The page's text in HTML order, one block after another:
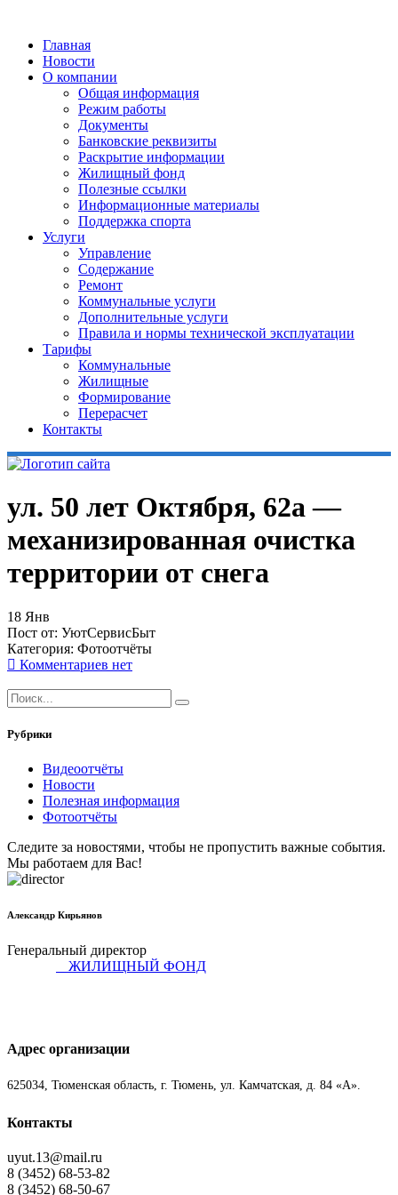
Главная
Новости
О компании
Общая информация
Режим работы
Документы
Банковские реквизиты
Раскрытие информации
Жилищный фонд
Полезные ссылки
Информационные материалы
Поддержка спорта
Услуги
Управление
Содержание
Ремонт
Коммунальные услуги
Дополнительные услуги
Правила и нормы технической эксплуатации
Тарифы
Коммунальные
Жилищные
Формирование
Перерасчет
Контакты
ул. 50 лет Октября, 62а —
механизированная очистка
территории от снега
18 Янв
Пост от: УютСервисБыт
Категория: Фотоотчёты
Комментариев нет
Рубрики
Видеоотчёты
Новости
Полезная информация
Фотоотчёты
Следите за новостями, чтобы не пропустить важные события.
Мы работаем для Вас!
Александр Кирьянов
Генеральный директор
ЖИЛИЩНЫЙ ФОНД
Адрес организации
625034, Тюменская область, г. Тюмень, ул. Камчатская, д. 84 «А».
Контакты
uyut.13@mail.ru
8 (3452) 68-53-82
8 (3452) 68-50-67